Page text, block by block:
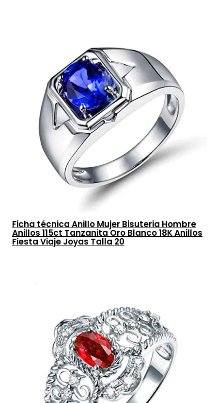
Ficha técnica Anillo Mujer Bisuteria Hombre
Anillos 115ct Tanzanita Oro Blanco 18K Anillos
Fiesta Viaje Joyas Talla 20